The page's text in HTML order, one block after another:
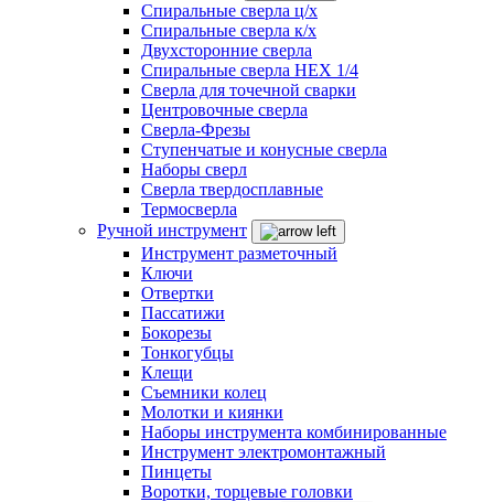
Спиральные сверла ц/х
Спиральные сверла к/х
Двухсторонние сверла
Спиральные сверла HEX 1/4
Сверла для точечной сварки
Центровочные сверла
Сверла-Фрезы
Ступенчатые и конусные сверла
Наборы сверл
Сверла твердосплавные
Термосверла
Ручной инструмент
Инструмент разметочный
Ключи
Отвертки
Пассатижи
Бокорезы
Тонкогубцы
Клещи
Съемники колец
Молотки и киянки
Наборы инструмента комбинированные
Инструмент электромонтажный
Пинцеты
Воротки, торцевые головки